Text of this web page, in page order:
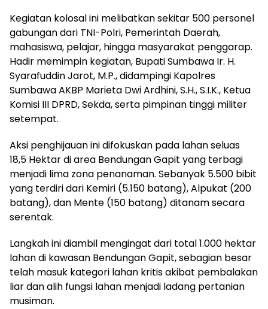
Kegiatan kolosal ini melibatkan sekitar 500 personel
gabungan dari TNI-Polri, Pemerintah Daerah,
mahasiswa, pelajar, hingga masyarakat penggarap.
Hadir memimpin kegiatan, Bupati Sumbawa Ir. H.
Syarafuddin Jarot, M.P., didampingi Kapolres
Sumbawa AKBP Marieta Dwi Ardhini, S.H., S.I.K., Ketua
Komisi III DPRD, Sekda, serta pimpinan tinggi militer
setempat.
Aksi penghijauan ini difokuskan pada lahan seluas
18,5 Hektar di area Bendungan Gapit yang terbagi
menjadi lima zona penanaman. Sebanyak 5.500 bibit
yang terdiri dari Kemiri (5.150 batang), Alpukat (200
batang), dan Mente (150 batang) ditanam secara
serentak.
Langkah ini diambil mengingat dari total 1.000 hektar
lahan di kawasan Bendungan Gapit, sebagian besar
telah masuk kategori lahan kritis akibat pembalakan
liar dan alih fungsi lahan menjadi ladang pertanian
musiman.